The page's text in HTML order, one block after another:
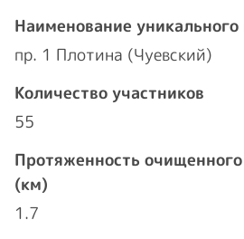
Наименование уникального
пр. 1 Плотина (Чуевский)
Количество участников
55
Протяженность
(км)
1.7